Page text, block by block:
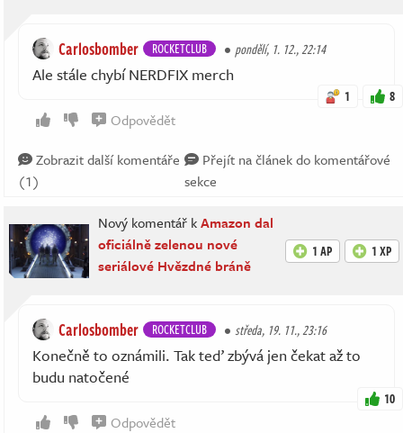
Carlosbomber ROCKETCLUB pondělí, 1. 12., 22:14
Ale stále chybí NERDFIX merch
1 8
Odpovědět
Zobrazit další komentáře
(1)
Přejít na článek do komentářové
sekce
Nový komentář kAmazon dal
oficiálně zelenou nové
seriálové Hvězdné bráně
1 AP 1 XP
Carlosbomber ROCKETCLUB středa, 19. 11., 23:16
Konečně to oznámili. Tak teď zbývá jen čekat až to
budu natočené
10
Odpovědět